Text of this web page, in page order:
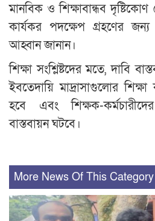
মানবিক ও শিক্ষাবান্ধব
কার্যকর পদক্ষেপ গ্রহণের জন্য
আহ্বান জানান।
শিক্ষা সংশ্লিষ্টদের মতে, দাবি
ইবতেদায়ি মাদ্রাসাগুলোর
হবে এবং শিক্ষক-কর্মচারীদের
বাস্তবায়ন ঘটবে।
More News Of This Category